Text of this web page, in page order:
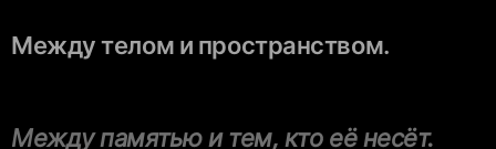
Между телом и пространством.
Между памятью и тем, кто её несёт.